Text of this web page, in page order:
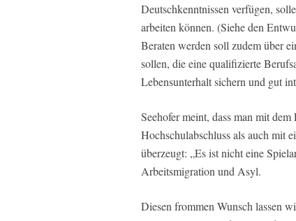
Deutschkenntnissen verfügen,
arbeiten können. (Siehe den
Beraten werden soll zudem über
sollen, die eine qualifizierte
Lebensunterhalt sichern und gut
Seehofer meint, dass man mit
Hochschulabschluss als auch mit
überzeugt: „Es ist nicht eine
Arbeitsmigration und Asyl.
Diesen frommen Wunsch lassen